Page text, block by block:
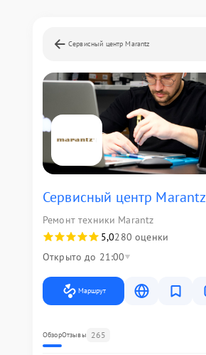
Сервисный центр Marantz
Сервисный центр Marantz
Ремонт техники Marantz
5,0280 оценки
Открыто до 21:00
Маршрут
ОбзорОтзывы 265